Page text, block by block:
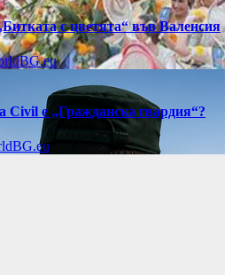
с цветята“ във Валенсия
Civil е „Гражданска гвардия“?